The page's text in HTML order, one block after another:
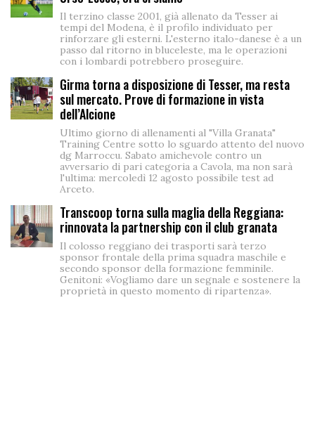
Il terzino classe 2001, già allenato da Tesser ai
tempi del Modena, è il profilo individuato per
rinforzare gli esterni. L'esterno italo-danese è a un
passo dal ritorno in bluceleste, ma le operazioni
con i lombardi potrebbero proseguire.
Girma torna a disposizione di Tesser, ma resta
sul mercato. Prove di formazione in vista
dell’Alcione
Ultimo giorno di allenamenti al "Villa Granata"
Training Centre sotto lo sguardo attento del nuovo
dg Marroccu. Sabato amichevole contro un
avversario di pari categoria a Cavola, ma non sarà
l'ultima: mercoledì 12 agosto possibile test ad
Arceto.
Transcoop torna sulla maglia della Reggiana:
rinnovata la partnership con il club granata
Il colosso reggiano dei trasporti sarà terzo
sponsor frontale della prima squadra maschile e
secondo sponsor della formazione femminile.
Genitoni: «Vogliamo dare un segnale e sostenere la
proprietà in questo momento di ripartenza».